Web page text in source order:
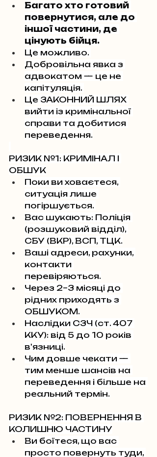
Багато хто готовий
повернутися, але до
іншої частини, де
цінують бійця.
Це можливо.
Добровільна явка з
адвокатом — це не
капітуляція.
Це ЗАКОННИЙ ШЛЯХ
вийти із кримінальної
справи та добитися
переведення.
РИЗИК №1: КРИМІНАЛ І
ОБШУК
Поки ви ховаєтеся,
ситуація лише
погіршується.
Вас шукають: Поліція
(розшуковий відділ),
СБУ (ВКР), ВСП, ТЦК.
Ваші адреси, рахунки,
контакти
перевіряються.
Через 2–3 місяці до
рідних приходять з
ОБШУКОМ.
Наслідки СЗЧ (ст. 407
ККУ): від 5 до 10 років
в'язниці.
Чим довше чекати —
тим менше шансів на
переведення і більше на
реальний термін.
РИЗИК №2: ПОВЕРНЕННЯ В
КОЛИШНЮ ЧАСТИНУ
Ви боїтеся, що вас
просто повернуть туди,